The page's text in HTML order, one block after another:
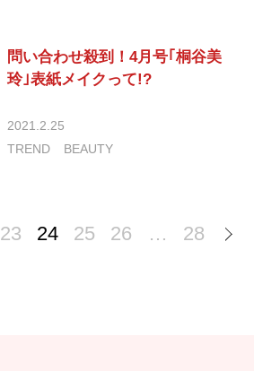
問い合わせ殺到！4月号｢桐谷美
玲｣表紙メイクって!?
2021.2.25
TREND
BEAUTY
23 24 25 26 … 28